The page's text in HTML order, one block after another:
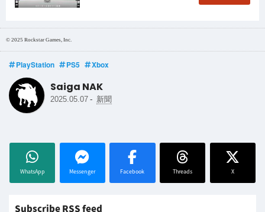
© 2025 Rockstar Games, Inc.
PlayStation PS5 Xbox
Saiga NAK
2025.05.07 - 新聞
WhatsApp Messenger Facebook Threads X
Subscribe RSS feed